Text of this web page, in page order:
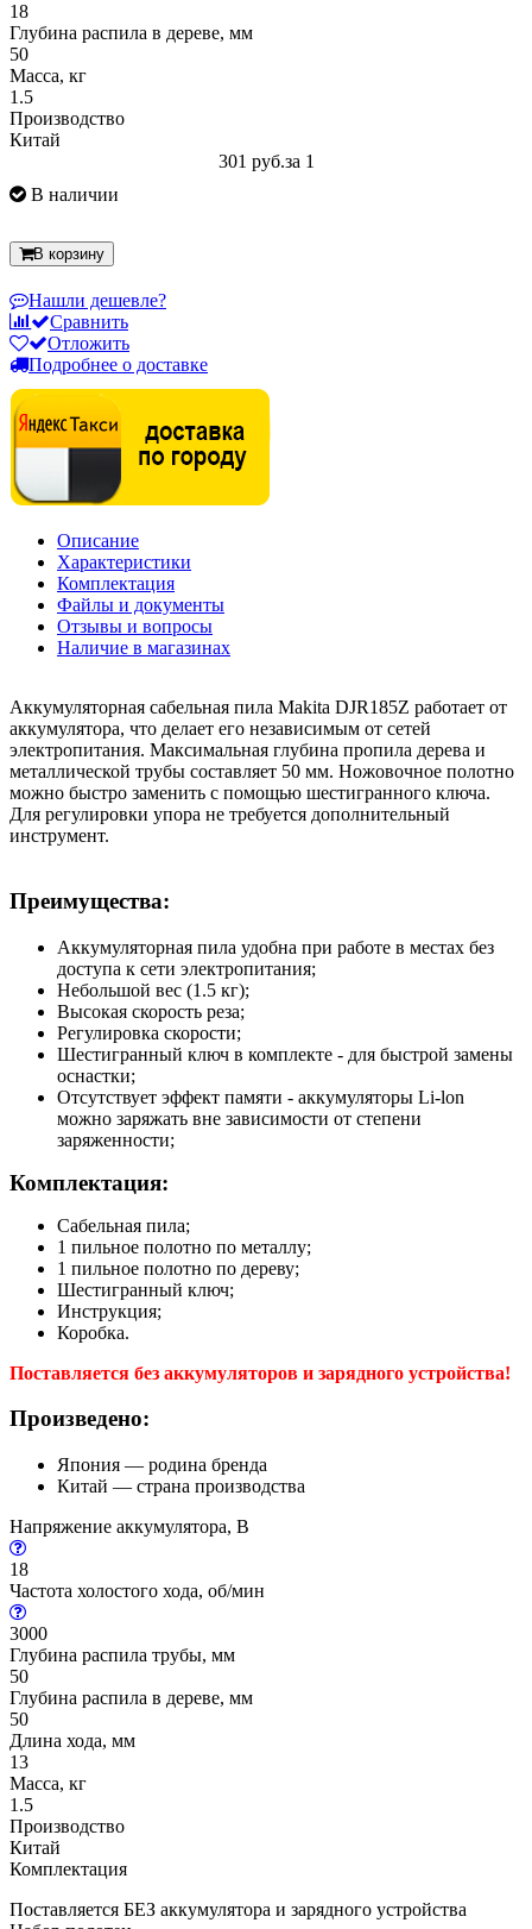
18
Глубина распила в дереве, мм
50
Масса, кг
1.5
Производство
Китай
301 руб.за 1
В наличии
В корзину
Нашли дешевле?
Сравнить
Отложить
Подробнее о доставке
Описание
Характеристики
Комплектация
Файлы и документы
Отзывы и вопросы
Наличие в магазинах
Аккумуляторная сабельная пила Makita DJR185Z работает от
аккумулятора, что делает его независимым от сетей
электропитания. Максимальная глубина пропила дерева и
металлической трубы составляет 50 мм. Ножовочное полотно
можно быстро заменить с помощью шестигранного ключа.
Для регулировки упора не требуется дополнительный
инструмент.
Преимущества:
Аккумуляторная пила удобна при работе в местах без
доступа к сети электропитания;
Небольшой вес (1.5 кг);
Высокая скорость реза;
Регулировка скорости;
Шестигранный ключ в комплекте - для быстрой замены
оснастки;
Отсутствует эффект памяти - аккумуляторы Li-lon
можно заряжать вне зависимости от степени
заряженности;
Комплектация:
Сабельная пила;
1 пильное полотно по металлу;
1 пильное полотно по дереву;
Шестигранный ключ;
Инструкция;
Коробка.
Поставляется без аккумуляторов и зарядного устройства!
Произведено:
Япония — родина бренда
Китай — страна производства
Напряжение аккумулятора, В
18
Частота холостого хода, об/мин
3000
Глубина распила трубы, мм
50
Глубина распила в дереве, мм
50
Длина хода, мм
13
Масса, кг
1.5
Производство
Китай
Комплектация
Поставляется БЕЗ аккумулятора и зарядного устройства